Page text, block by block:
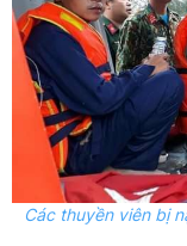
Các thuyền viên bị